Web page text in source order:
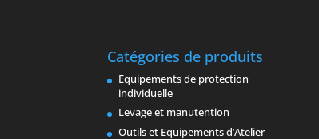
Catégories de produits
Equipements de protection
individuelle
Levage et manutention
Outils et Equipements d’Atelier